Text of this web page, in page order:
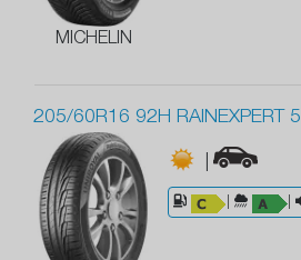
MICHELIN
205/60R16 92H RAINEXPERT 5
|